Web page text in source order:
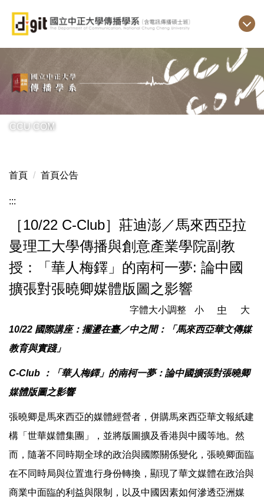
主
區
CCU COM
首頁 首頁公告
:::
［10/22 C-Club］莊迪澎／馬來西亞拉
曼理工大學傳播與創意產業學院副教
授：「華人梅鐸」的南柯一夢: 論中國
擴張對張曉卿媒體版圖之影響
字體大小調整 小 中
大
10/22 國際講座：擺盪在臺／中之間：「馬來西亞華文傳媒
教育與實踐」
C-Club ：「華人梅鐸」的南柯一夢：論中國擴張對張曉卿
媒體版圖之影響
張曉卿是馬來西亞的媒體經營者，併購馬來西亞華文報紙建
構「世華媒體集團」，並將版圖擴及香港與中國等地。然
而，隨著不同時期全球的政治與國際關係變化，張曉卿面臨
在不同時局與位置進行身份轉換，顯現了華文媒體在政治與
商業中面臨的利益與限制，以及中國因素如何滲透亞洲媒